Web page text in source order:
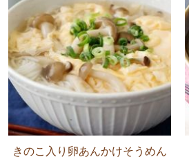
きのこ入り卵あんかけそうめん